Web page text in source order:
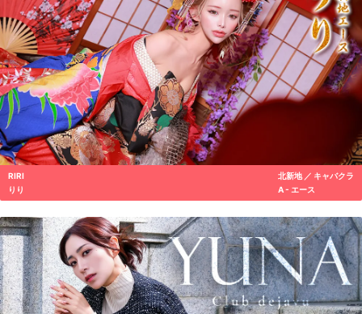
RIRI
りり
北新地 ／ キャバクラ
A - エース